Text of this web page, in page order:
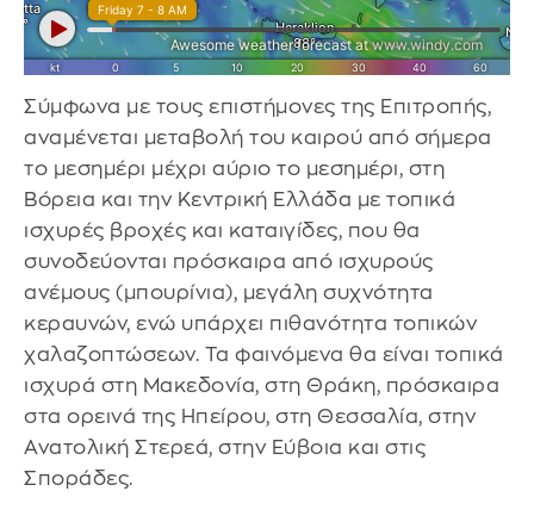
Σύμφωνα με τους επιστήμονες της Επιτροπής,
αναμένεται μεταβολή του καιρού από σήμερα
το μεσημέρι μέχρι αύριο το μεσημέρι, στη
Βόρεια και την Κεντρική Ελλάδα με τοπικά
ισχυρές βροχές και καταιγίδες, που θα
συνοδεύονται πρόσκαιρα από ισχυρούς
ανέμους (μπουρίνια), μεγάλη συχνότητα
κεραυνών, ενώ υπάρχει πιθανότητα τοπικών
χαλαζοπτώσεων. Τα φαινόμενα θα είναι τοπικά
ισχυρά στη Μακεδονία, στη Θράκη, πρόσκαιρα
στα ορεινά της Ηπείρου, στη Θεσσαλία, στην
Ανατολική Στερεά, στην Εύβοια και στις
Σποράδες.